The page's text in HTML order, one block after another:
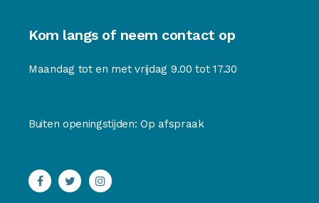
Kom langs of neem contact op
Maandag tot en met vrijdag 9.00 tot 17.30
Buiten openingstijden: Op afspraak